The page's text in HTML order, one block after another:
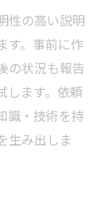
性の高い説明
す。事前に作
の状況も報告
します。依頼
識・技術を持
生み出しま